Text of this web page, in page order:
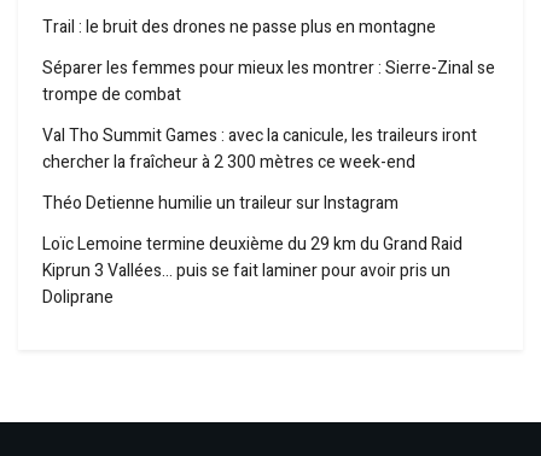
Trail : le bruit des drones ne passe plus en montagne
Séparer les femmes pour mieux les montrer : Sierre-Zinal se
trompe de combat
Val Tho Summit Games : avec la canicule, les traileurs iront
chercher la fraîcheur à 2 300 mètres ce week-end
Théo Detienne humilie un traileur sur Instagram
Loïc Lemoine termine deuxième du 29 km du Grand Raid
Kiprun 3 Vallées… puis se fait laminer pour avoir pris un
Doliprane